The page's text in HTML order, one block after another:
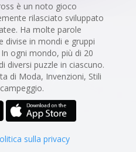
è un noto gioco
rilasciato sviluppato
Ha molte parole
divise in mondi e gruppi
In ogni mondo, più di 20
diversi puzzle in ciascuno.
di Moda, Invenzioni, Stili
sulla privacy